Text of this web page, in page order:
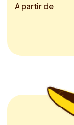
A partir de